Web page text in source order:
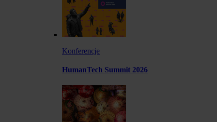
Konferencje
HumanTech Summit 2026